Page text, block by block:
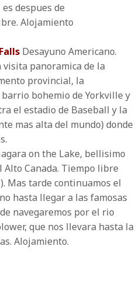
despues de
Alojamiento
Desayuno Americano.
panoramica de la
provincial, la
bohemio de Yorkville y
el estadio de Baseball y la
mas alta del mundo) donde
on the Lake, bellisimo
Canada. Tiempo libre
Mas tarde continuamos el
hasta llegar a las famosas
navegaremos por el rio
que nos llevara hasta la
Alojamiento.